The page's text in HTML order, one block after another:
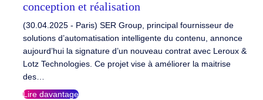
conception et réalisation
(30.04.2025 - Paris) SER Group, principal fournisseur de
solutions d’automatisation intelligente du contenu, annonce
aujourd’hui la signature d’un nouveau contrat avec Leroux &
Lotz Technologies. Ce projet vise à améliorer la maitrise
des…
Lire davantage